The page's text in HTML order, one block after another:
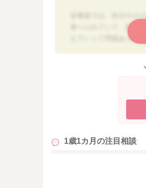
食べられていて、鉄分
えていって問題ありませ
薬剤師さんの説明通り
が、牛乳は目安量以内
牛乳を飲む時間と食事
離乳食がしっかり食べ
1歳1カ月の注目相談